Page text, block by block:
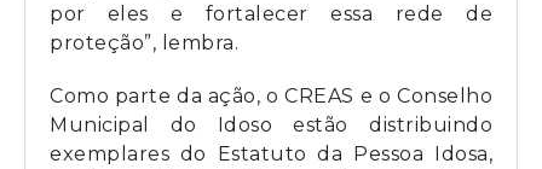
por eles e fortalecer essa rede de
proteção”, lembra.
Como parte da ação, o CREAS e o Conselho
Municipal do Idoso estão distribuindo
exemplares do Estatuto da Pessoa Idosa,